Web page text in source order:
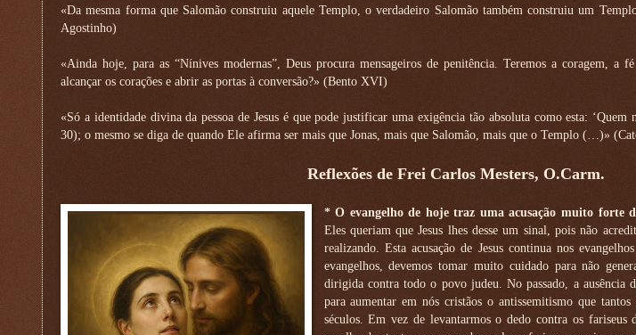
«Da mesma forma que Salomão construiu aquele Templo, o verdadeiro Salomão também construiu um
Agostinho)
«Ainda hoje, para as “Nínives modernas”, Deus procura mensageiros de penitência. Teremos a coragem, a
alcançar os corações e abrir as portas à conversão?» (Bento XVI)
«Só a identidade divina da pessoa de Jesus é que pode justificar uma exigência tão absoluta como esta: ‘Quem
30); o mesmo se diga de quando Ele afirma ser mais que Jonas, mais que Salomão, mais que o Templo (…)»
Reflexões de Frei Carlos Mesters, O.Carm.
* O evangelho de hoje traz uma acusação muito forte
Eles queriam que Jesus lhes desse um sinal, pois não
realizando. Esta acusação de Jesus continua nos
evangelhos, devemos tomar muito cuidado para não
dirigida contra todo o povo judeu. No passado, a ausência
para aumentar em nós cristãos o antissemitismo que
séculos. Em vez de levantarmos o dedo contra os